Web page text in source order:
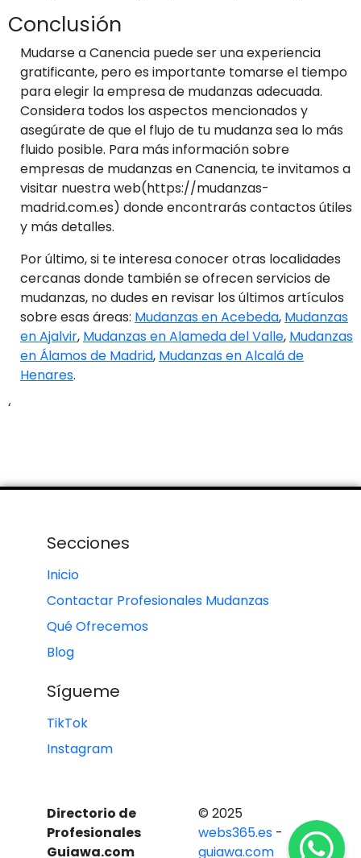
Conclusión
Mudarse a Canencia puede ser una experiencia
gratificante, pero es importante tomarse el tiempo
para elegir la empresa de mudanzas adecuada.
Considera todos los aspectos mencionados y
asegúrate de que el flujo de tu mudanza sea lo más
fluido posible. Para más información sobre
empresas de mudanzas en Canencia, te invitamos a
visitar nuestra web(https://mudanzas-
madrid.com.es) donde encontrarás contactos útiles
y más detalles.
Por último, si te interesa conocer otras localidades
cercanas donde también se ofrecen servicios de
mudanzas, no dudes en revisar los últimos artículos
sobre esas áreas: Mudanzas en Acebeda, Mudanzas
en Ajalvir, Mudanzas en Alameda del Valle, Mudanzas
en Álamos de Madrid, Mudanzas en Alcalá de
Henares.
‘
Secciones
Inicio
Contactar Profesionales Mudanzas
Qué Ofrecemos
Blog
Sígueme
TikTok
Instagram
Directorio de
Profesionales
Guiawa.com
© 2025
webs365.es -
guiawa.com